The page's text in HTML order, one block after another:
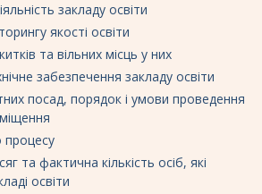
закладу освіти
якості освіти
та вільних місць у них
забезпечення закладу освіти
посад, порядок і умови проведення
процесу
та фактична кількість осіб, які
освіти